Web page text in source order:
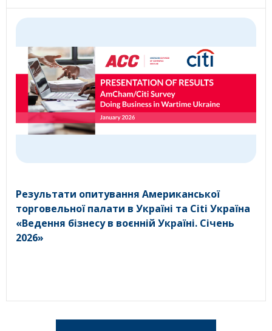
Результати опитування Американської
торговельної палати в Україні та Citi Україна
«Ведення бізнесу в воєнній Україні. Січень
2026»